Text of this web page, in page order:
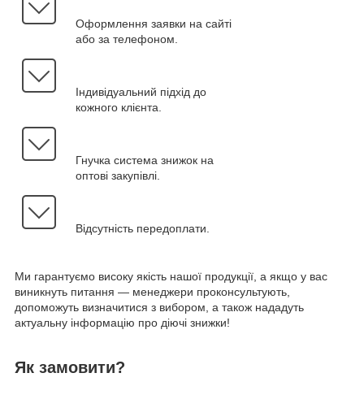
Оформлення заявки на сайті
або за телефоном.
Індивідуальний підхід до
кожного клієнта.
Гнучка система знижок на
оптові закупівлі.
Відсутність передоплати.
Ми гарантуємо високу якість нашої продукції, а якщо у вас
виникнуть питання — менеджери проконсультують,
допоможуть визначитися з вибором, а також нададуть
актуальну інформацію про діючі знижки!
Як замовити?